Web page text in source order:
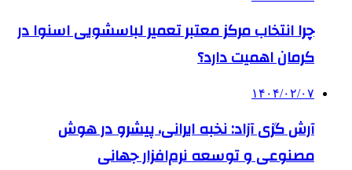
چرا انتخاب مرکز معتبر تعمیر لباسشویی اسنوا در
کرمان اهمیت دارد؟
۱۴۰۴/۰۲/۰۷
آرش گزی آزاد: نخبه ایرانی، پیشرو در هوش
مصنوعی و توسعه نرم‌افزار جهانی